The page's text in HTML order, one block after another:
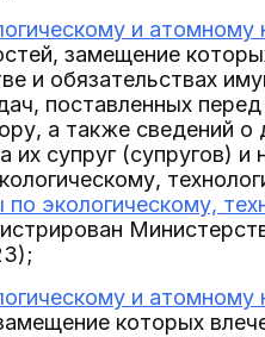
и атомному
замещение
и обязательствах
поставленных
а также сведений о
супруг (супругов) и
экологическому,
и атомному
которых